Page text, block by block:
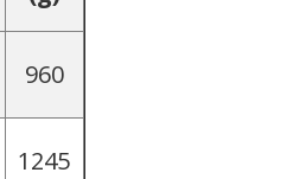
960
1245